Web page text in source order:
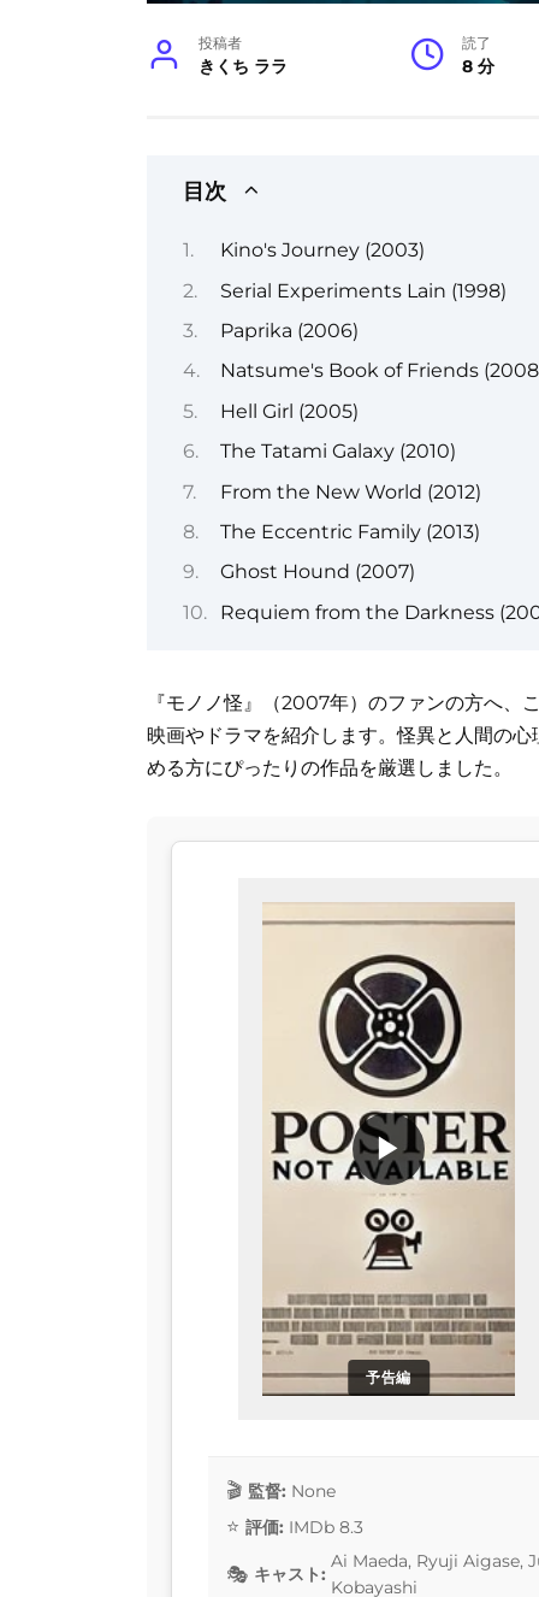
投稿者
きくち ララ
読了
8 分
目次
Kino's Journey (2003)
Serial Experiments Lain (1998)
Paprika (2006)
Natsume's Book of Friends
Hell Girl (2005)
The Tatami Galaxy (2010)
From the New World (2012)
The Eccentric Family (2013)
Ghost Hound (2007)
Requiem from the Darkness
『モノノ怪』（2007年）のファンの方へ、
映画やドラマを紹介します。怪異と人間の
める方にぴったりの作品を厳選しました。
予告編
▶
監督: None
評価: IMDb 8.3
キャスト:
Ai Maeda, Ryuji Aigase,
Kobayashi